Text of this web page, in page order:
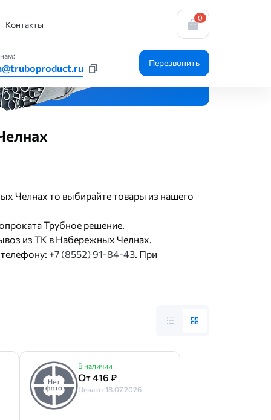
Контакты
0
Перезвонить
алюминиевый диаметр 125 мм
Челнах то выбирайте товары из нашего
Трубное решение.
из ТК в Набережных Челнах.
+7 (8552) 91-84-43. При
В наличии
От 416 ₽
Цена от 18.07.2026